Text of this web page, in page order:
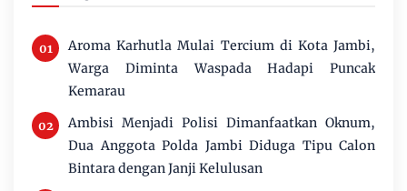
Aroma Karhutla Mulai Tercium di Kota Jambi,
Warga Diminta Waspada Hadapi Puncak
Kemarau
Ambisi Menjadi Polisi Dimanfaatkan Oknum,
Dua Anggota Polda Jambi Diduga Tipu Calon
Bintara dengan Janji Kelulusan